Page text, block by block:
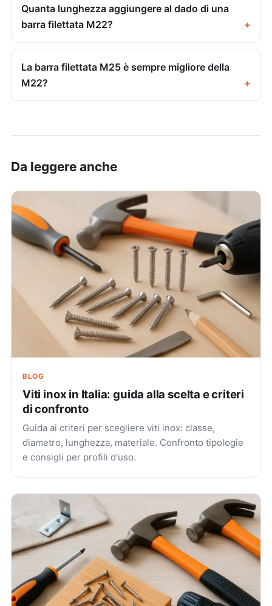
Quanta lunghezza aggiungere al dado di una
barra filettata M22?
La barra filettata M25 è sempre migliore della
M22?
Da leggere anche
BLOG
Viti inox in Italia: guida alla scelta e criteri
di confronto
Guida ai criteri per scegliere viti inox: classe,
diametro, lunghezza, materiale. Confronto tipologie
e consigli per profili d'uso.